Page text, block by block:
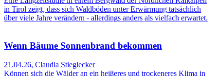
in Tirol zeigt, dass sich Waldböden unter Erwärmung tatsächlich
über viele Jahre verändern - allerdings anders als vielfach erwartet.
Wenn Bäume Sonnenbrand bekommen
21.04.26, Claudia Stieglecker
Können sich die Wälder an ein heißeres und trockeneres Klima in